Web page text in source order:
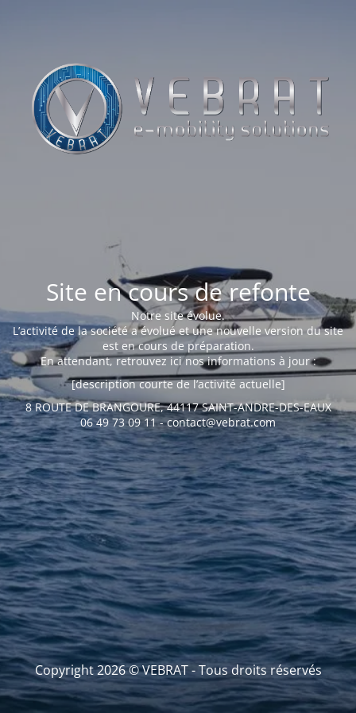
Site en cours de refonte
Notre site évolue.
L’activité de la société a évolué et une nouvelle version du site
est en cours de préparation.
En attendant, retrouvez ici nos informations à jour :
[description courte de l’activité actuelle]
8 ROUTE DE BRANGOURE, 44117 SAINT-ANDRE-DES-EAUX
06 49 73 09 11 - contact@vebrat.com
Copyright 2026 © VEBRAT - Tous droits réservés